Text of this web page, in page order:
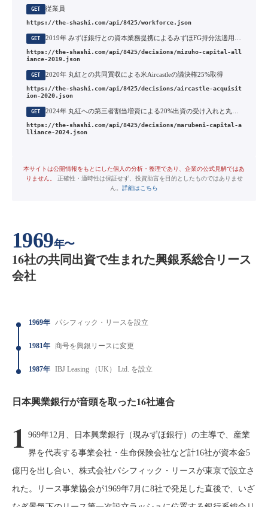
GET 従業員
https://the-shashi.com/api/8425/workforce.json
GET
https://the-shashi.com/api/8425/decisions/mizuho-capital-all
iance-2019.json
GET 2020年 丸紅との共同買収による米Aircastleの議決権25%取得
https://the-shashi.com/api/8425/decisions/aircastle-acquisit
ion-2020.json
GET 2024年 丸紅への第三者割当増資による20%出資の受け入れと丸紅の持分法適用関連会社化
https://the-shashi.com/api/8425/decisions/marubeni-capital-a
lliance-2024.json
本サイトは公開情報をもとにした個人の分析・整理であり、企業の公式見解ではあ
りません。
正確性・適時性は保証せず、投資助言を目的としたものではありませ
ん。 詳細はこちら
1969年〜
16社の共同出資で生まれた興銀系総合リース
会社
1969年 パシフィック・リースを設立
1981年 商号を興銀リースに変更
1987年 IBJ Leasing （UK） Ltd. を設立
日本興業銀行が音頭を取った16社連合
1 969年12月、日本興業銀行（現みずほ銀行）の主導で、産業
界を代表する事業会社・生命保険会社など計16社が資本金5
億円を出し合い、株式会社パシフィック・リースが東京で設立さ
れた。リース事業協会が1969年7月に8社で発足した直後で、いざ